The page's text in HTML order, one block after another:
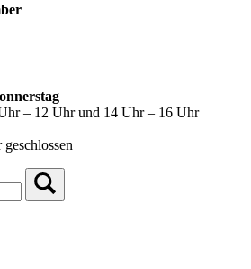
– 12 Uhr und 14 Uhr – 16 Uhr